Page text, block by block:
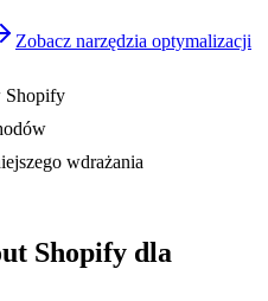
Zobacz narzędzia optymalizacji
Shopify
wdrażania
Shopify dla